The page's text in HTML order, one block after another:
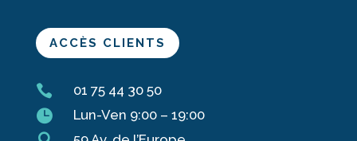
ACCÈS CLIENTS
 01 75 44 30 50
 Lun-Ven 9:00 – 19:00